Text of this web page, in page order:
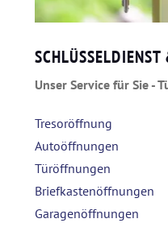
Unser Service für Sie -
Tresoröffnung
Autoöffnungen
Türöffnungen
Briefkastenöffnungen
Garagenöffnungen